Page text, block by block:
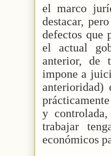
el marco
destacar,
defectos que
el actual
anterior, de
impone a
y
trabajar
económicos